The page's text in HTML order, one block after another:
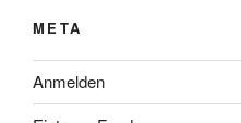
META
Anmelden